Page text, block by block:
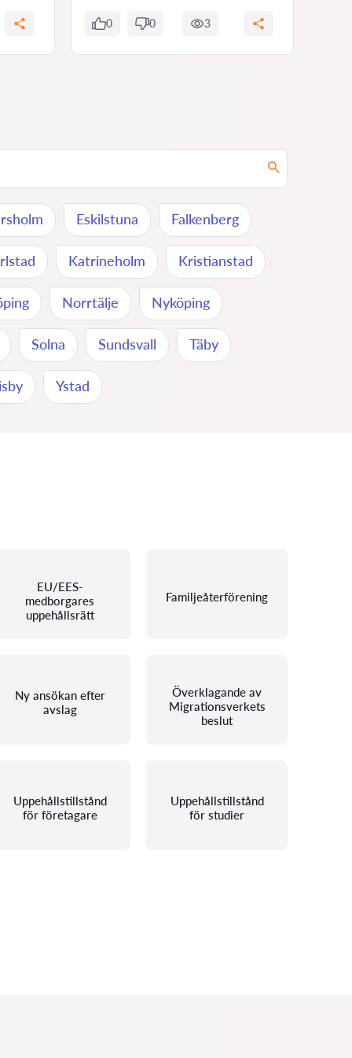
0 0 3
Eskilstuna Falkenberg
Katrineholm Kristianstad
Norrtälje Nyköping
Solna Sundsvall Täby
Ystad
EU/EES-
medborgares
uppehållsrätt
Familjeåterförening
Ny ansökan efter
avslag
Överklagande av
Migrationsverkets
beslut
Uppehållstillstånd
för företagare
Uppehållstillstånd
för studier